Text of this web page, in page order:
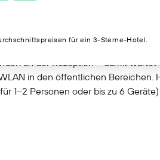
an der Rezeption – damit
in den öffentlichen Bereichen.
1–2 Personen oder bis zu 6
für ein 3-Sterne-Hotel.